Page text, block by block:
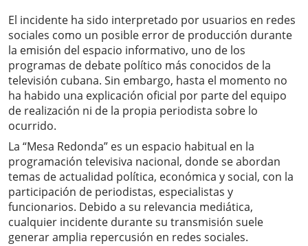
El incidente ha sido interpretado por usuarios en redes
sociales como un posible error de producción durante
la emisión del espacio informativo, uno de los
programas de debate político más conocidos de la
televisión cubana. Sin embargo, hasta el momento no
ha habido una explicación oficial por parte del equipo
de realización ni de la propia periodista sobre lo
ocurrido.
La “Mesa Redonda” es un espacio habitual en la
programación televisiva nacional, donde se abordan
temas de actualidad política, económica y social, con la
participación de periodistas, especialistas y
funcionarios. Debido a su relevancia mediática,
cualquier incidente durante su transmisión suele
generar amplia repercusión en redes sociales.